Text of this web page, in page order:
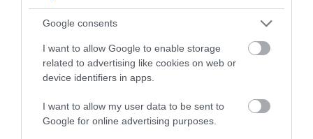
Google consents
I want to allow Google to enable storage
related to advertising like cookies on web or
device identifiers in apps.
I want to allow my user data to be sent to
Google for online advertising purposes.
BAKA ANDRÁST JELÖLI KÖZTÁRSASÁGI
ELNÖKNEK A TISZA
2026. augusztus 08